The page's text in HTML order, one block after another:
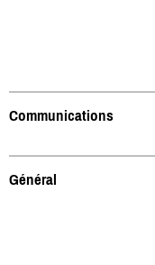
Communications
Général